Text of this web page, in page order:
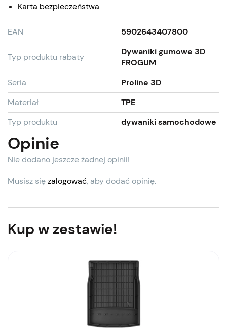
Karta bezpieczeństwa
EAN 5902643407800
Typ produktu rabaty
Dywaniki gumowe 3D
FROGUM
Seria
Proline 3D
Materiał
TPE
Typ produktu
dywaniki samochodowe
Opinie
Nie dodano jeszcze żadnej opinii!
Musisz sięzalogować, aby dodać opinię.
Kup w zestawie!